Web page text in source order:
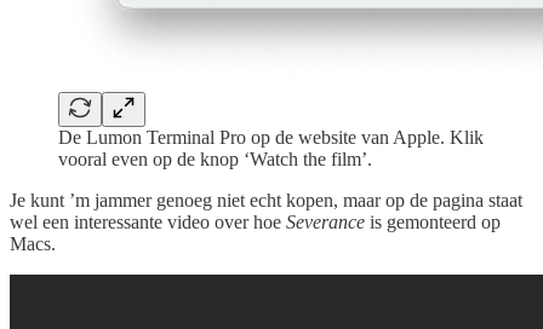
De Lumon Terminal Pro op de website van Apple. Klik
vooral even op de knop ‘Watch the film’.
Je kunt ’m jammer genoeg niet echt kopen, maar op de pagina staat
wel een interessante video over hoe Severance is gemonteerd op
Macs.